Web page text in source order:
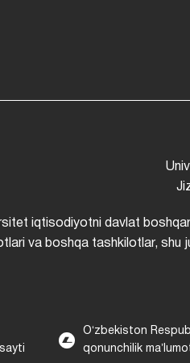
iqtisodiyotni davlat
va boshqa tashkilotlar, shu
Oʻzbekiston
qonunchilik